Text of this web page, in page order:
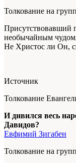
Толкование на
Присутствовавший
необычайным чудом,
Не Христос ли Он,
Источник
Толкование
И дивился весь
Давидов?
Евфимий Зигабен
Толкование на